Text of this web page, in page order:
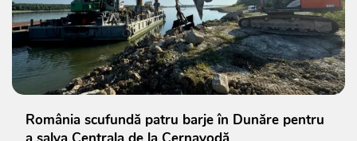
România scufundă patru barje în Dunăre pentru